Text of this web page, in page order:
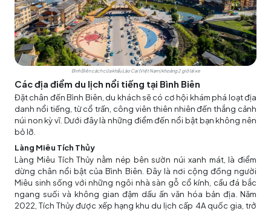
Bình Biên cách cửa khẩu Lào Cai (Việt Nam) khoảng 2 giờ lái xe
Các địa điểm du lịch nổi tiếng tại Bình Biên
Đặt chân đến Bình Biên, du khách sẽ có cơ hội khám phá loạt địa
danh nổi tiếng, từ cổ trấn, công viên thiên nhiên đến thắng cảnh
núi non kỳ vĩ. Dưới đây là những điểm đến nổi bật bạn không nên
bỏ lỡ.
Làng Miêu Tích Thủy
Làng Miêu Tích Thủy nằm nép bên sườn núi xanh mát, là điểm
dừng chân nổi bật của Bình Biên. Đây là nơi cộng đồng người
Miêu sinh sống với những ngôi nhà sàn gỗ cổ kính, cầu đá bắc
ngang suối và không gian đậm dấu ấn văn hóa bản địa. Năm
2022, Tích Thủy được xếp hạng khu du lịch cấp 4A quốc gia, trở